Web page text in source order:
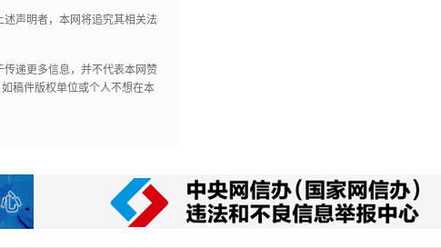
述声明者，本网将追究其相关法
传递更多信息，并不代表本网赞
稿件版权单位或个人不想在本